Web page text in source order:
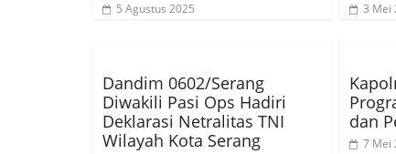
5 Agustus 2025 3 Mei
Dandim 0602/Serang
Diwakili Pasi Ops Hadiri
Deklarasi Netralitas TNI
Wilayah Kota Serang
dan
7 Mei